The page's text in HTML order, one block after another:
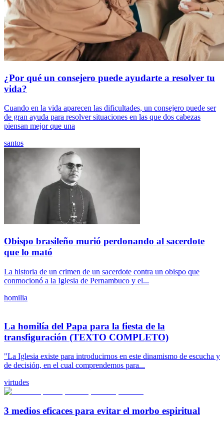
¿Por qué un consejero puede ayudarte a resolver tu
vida?
Cuando en la vida aparecen las dificultades, un consejero puede ser
de gran ayuda para resolver situaciones en las que dos cabezas
piensan mejor que una
santos
Obispo brasileño murió perdonando al sacerdote
que lo mató
La historia de un crimen de un sacerdote contra un obispo que
conmocionó a la Iglesia de Pernambuco y el...
homilia
La homilía del Papa para la fiesta de la
transfiguración (TEXTO COMPLETO)
"La Iglesia existe para introducirnos en este dinamismo de escucha y
de decisión, en el cual comprendemos para...
virtudes
3 medios eficaces para evitar el morbo espiritual